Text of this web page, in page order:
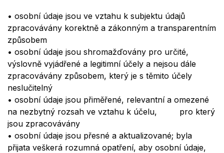
• osobní údaje jsou ve vztahu k subjektu údajů
zpracovávány korektně a zákonným a transparentním
způsobem
• osobní údaje jsou shromažďovány pro určité,
výslovně vyjádřené a legitimní účely a nejsou dále
zpracovávány způsobem, který je s těmito účely
neslučitelný
• osobní údaje jsou přiměřené, relevantní a omezené
na nezbytný rozsah ve vztahu k účelu,
pro který
jsou zpracovávány
• osobní údaje jsou přesné a aktualizované; byla
přijata veškerá rozumná opatření, aby osobní údaje,